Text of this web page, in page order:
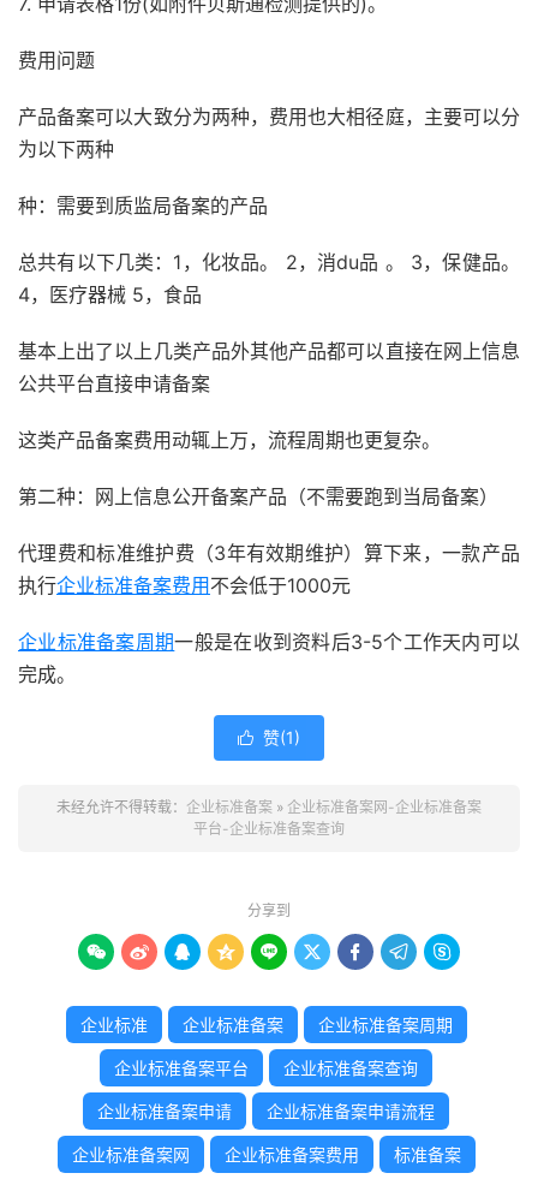
费用问题
产品备案可以大致分为两种，费用也大相径庭，主要可以分
为以下两种
种：需要到质监局备案的产品
总共有以下几类：1，化妆品。 2，消du品 。 3，保健品。
4，医疗器械 5，食品
基本上出了以上几类产品外其他产品都可以直接在网上信息
公共平台直接申请备案
这类产品备案费用动辄上万，流程周期也更复杂。
第二种：网上信息公开备案产品（不需要跑到当局备案）
代理费和标准维护费（3年有效期维护）算下来，一款产品
执行企业标准备案费用 不会低于1000元
企业标准备案周期一般是在收到资料后3-5个工作天内可以
完成。
 赞(1)
未经允许不得转载： 企业标准备案 » 企业标准备案网-企业标准备案
平台-企业标准备案查询
分享到
        
企业标准 企业标准备案 企业标准备案周期
企业标准备案平台 企业标准备案查询
企业标准备案申请 企业标准备案申请流程
企业标准备案网 企业标准备案费用 标准备案